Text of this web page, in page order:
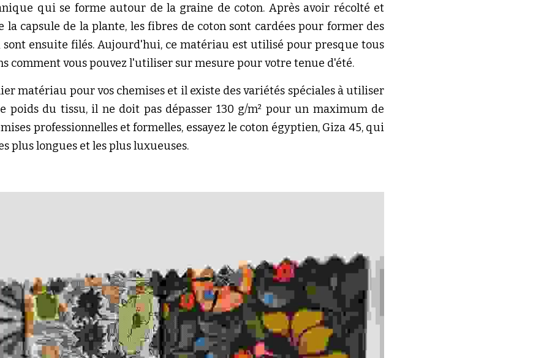
qui se forme autour de la graine de coton. Après avoir récolté et
la capsule de la plante, les fibres de coton sont cardées pour former des
ensuite filés. Aujourd'hui, ce matériau est utilisé pour presque tous
comment vous pouvez l'utiliser sur mesure pour votre tenue d'été.
matériau pour vos chemises et il existe des variétés spéciales à utiliser
poids du tissu, il ne doit pas dépasser 130 g/m² pour un maximum de
professionnelles et formelles, essayez le coton égyptien, Giza 45, qui
plus longues et les plus luxueuses.